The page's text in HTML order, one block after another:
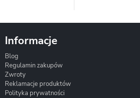
Informacje
Blog
Regulamin zakupów
Zwroty
Reklamacje produktów
Polityka prywatności